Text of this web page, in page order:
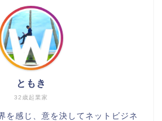
32歳起業家
ともき
を感じ、意を決してネットビジネ